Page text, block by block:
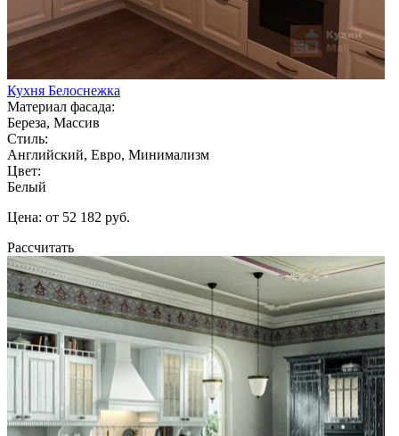
Кухня Белоснежка
Материал фасада:
Береза, Массив
Стиль:
Английский, Евро, Минимализм
Цвет:
Белый
Цена: от 52 182 руб.
Рассчитать